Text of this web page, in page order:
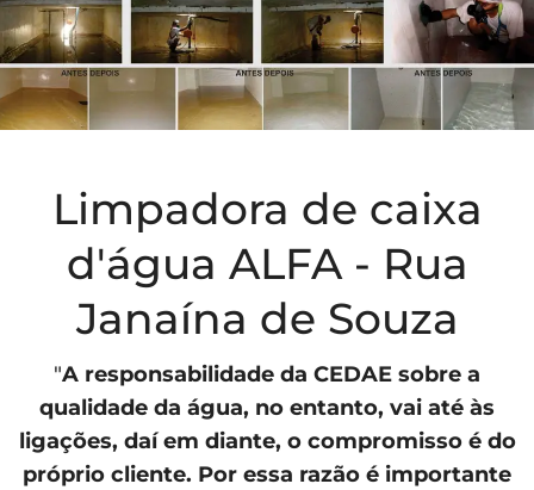
Limpadora de caixa
d'água ALFA - Rua
Janaína de Souza
"A responsabilidade da CEDAE sobre a
qualidade da água, no entanto, vai até às
ligações, daí em diante, o compromisso é do
próprio cliente. Por essa razão é importante